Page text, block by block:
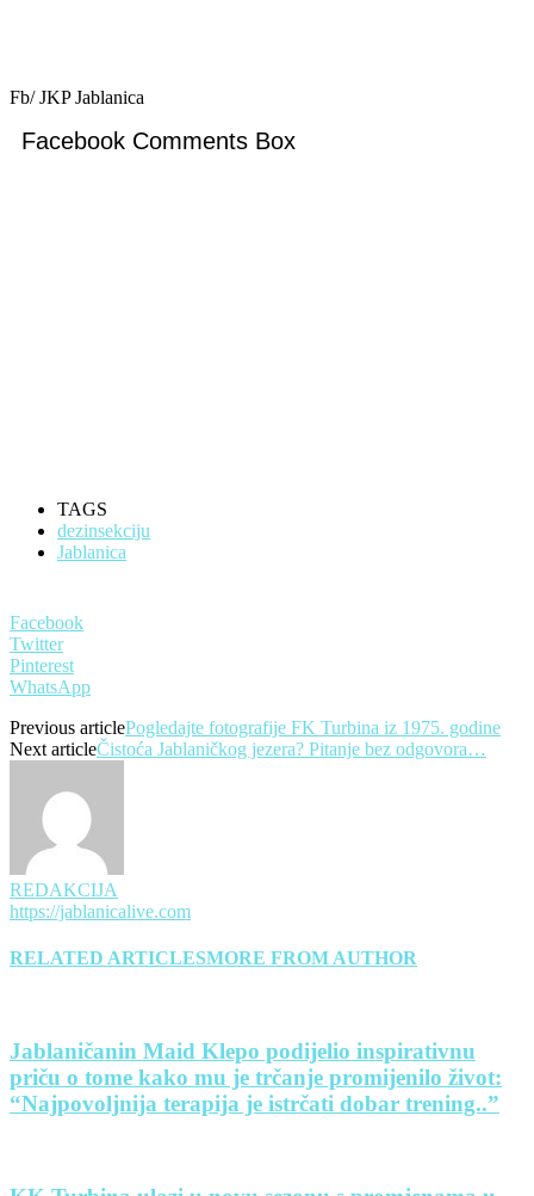
Fb/ JKP Jablanica
Facebook Comments Box
TAGS
dezinsekciju
Jablanica
Facebook
Twitter
Pinterest
WhatsApp
Previous articlePogledajte fotografije FK Turbina iz 1975. godine
Next articleČistoća Jablaničkog jezera? Pitanje bez odgovora…
REDAKCIJA
https://jablanicalive.com
RELATED ARTICLESMORE FROM AUTHOR
Jablaničanin Maid Klepo podijelio inspirativnu
priču o tome kako mu je trčanje promijenilo život:
“Najpovoljnija terapija je istrčati dobar trening..”